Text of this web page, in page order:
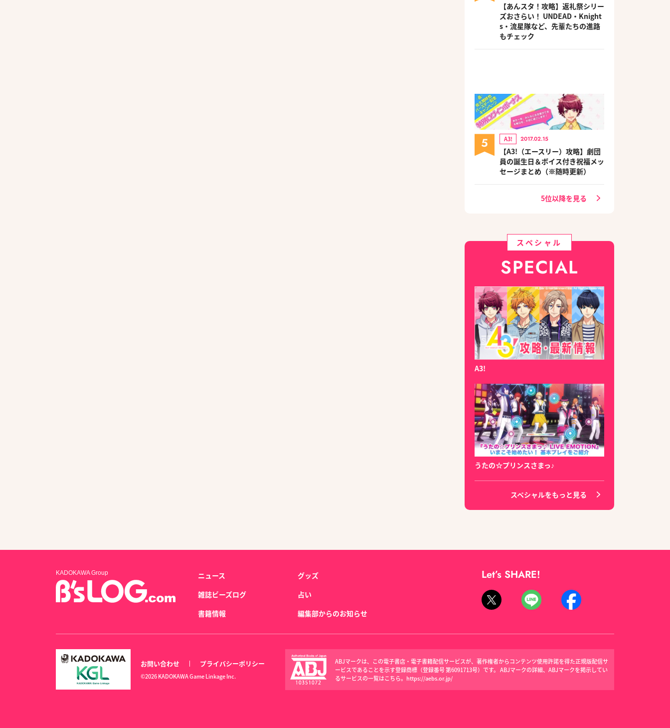
【あんスタ！攻略】返礼祭シリー
ズおさらい！ UNDEAD・Knight
s・流星隊など、先輩たちの進路
もチェック
5 A3! 2017.02.15
【A3!（エースリー）攻略】劇団
員の誕生日＆ボイス付き祝福メッ
セージまとめ（※随時更新）
5位以降を見る
スペシャル
SPECIAL
A3!
うたの☆プリンスさまっ♪
スペシャルをもっと見る
KADOKAWA Group
ニュース
雑誌ビーズログ
書籍情報
グッズ
占い
編集部からのお知らせ
Let’s SHARE!
お問い合わせ プライバシーポリシー
©2026 KADOKAWA Game Linkage Inc.
ABJマークは、この電子書店・電子書籍配信サービスが、著作権者からコンテンツ使用許諾を得た正規版配信サ
ービスであることを示す登録商標（登録番号 第6091713号）です。 ABJマークの詳細、ABJマークを掲示してい
るサービスの一覧はこちら。 https://aebs.or.jp/